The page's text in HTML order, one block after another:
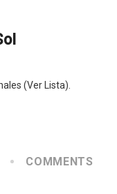
(Ver Lista).
COMMENTS